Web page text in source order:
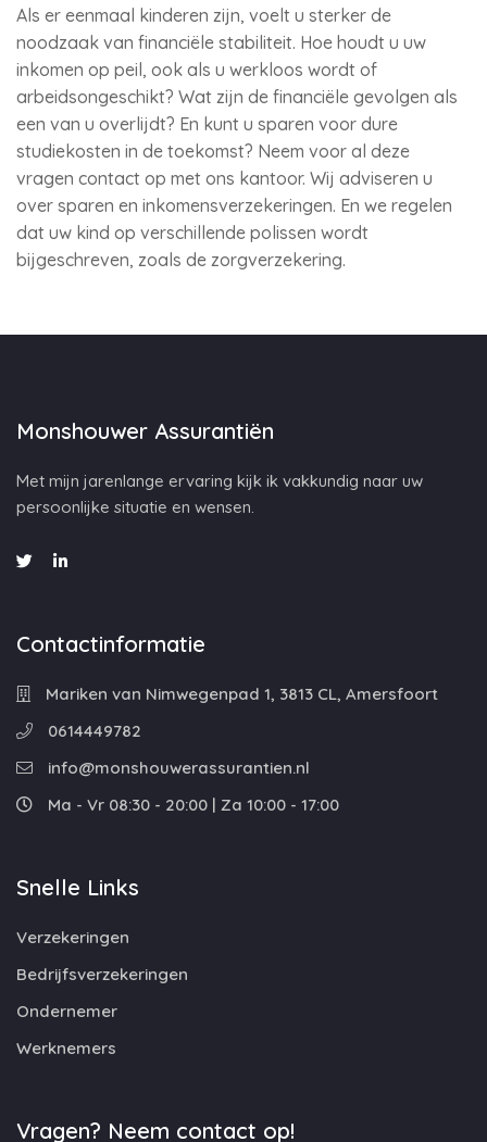
Als er eenmaal kinderen zijn, voelt u sterker de
noodzaak van financiële stabiliteit. Hoe houdt u uw
inkomen op peil, ook als u werkloos wordt of
arbeidsongeschikt? Wat zijn de financiële gevolgen als
een van u overlijdt? En kunt u sparen voor dure
studiekosten in de toekomst? Neem voor al deze
vragen contact op met ons kantoor. Wij adviseren u
over sparen en inkomensverzekeringen. En we regelen
dat uw kind op verschillende polissen wordt
bijgeschreven, zoals de zorgverzekering.
Monshouwer Assurantiën
Met mijn jarenlange ervaring kijk ik vakkundig naar uw
persoonlijke situatie en wensen.
Contactinformatie
Mariken van Nimwegenpad 1, 3813 CL, Amersfoort
0614449782
info@monshouwerassurantien.nl
Ma - Vr 08:30 - 20:00 | Za 10:00 - 17:00
Snelle Links
Verzekeringen
Bedrijfsverzekeringen
Ondernemer
Werknemers
Vragen? Neem contact op!